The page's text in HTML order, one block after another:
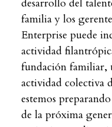
desarrollo del
familia y los
Enterprise puede
actividad
fundación familiar,
actividad colectiva
estemos
de la próxima